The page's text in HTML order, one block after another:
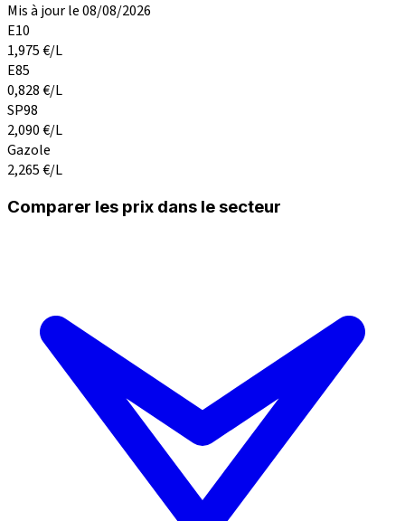
Mis à jour le 08/08/2026
E10
1,975€/L
E85
0,828€/L
SP98
2,090€/L
Gazole
2,265€/L
Comparer les prix dans le secteur